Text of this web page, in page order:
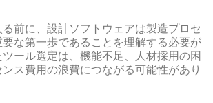
前に、設計ソフトウェアは製造プロセ
な第一歩であることを理解する必要が
ール選定は、機能不足、人材採用の困
ス費用の浪費につながる可能性があり